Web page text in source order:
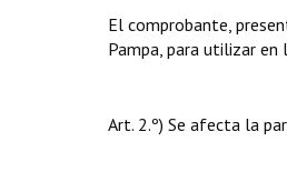
El comprobante,
Pampa, para utilizar en
Art. 2.º) Se afecta la